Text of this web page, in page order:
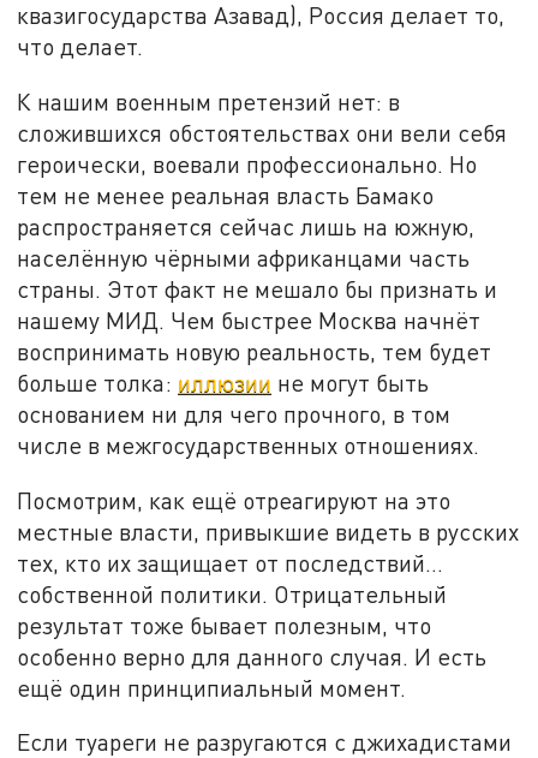
квазигосударства Азавад), Россия делает то,
что делает.
К нашим военным претензий нет: в
сложившихся обстоятельствах они вели себя
героически, воевали профессионально. Но
тем не менее реальная власть Бамако
распространяется сейчас лишь на южную,
населённую чёрными африканцами часть
страны. Этот факт не мешало бы признать и
нашему МИД. Чем быстрее Москва начнёт
воспринимать новую реальность, тем будет
больше толка: иллюзии не могут быть
основанием ни для чего прочного, в том
числе в межгосударственных отношениях.
Посмотрим, как ещё отреагируют на это
местные власти, привыкшие видеть в русских
тех, кто их защищает от последствий…
собственной политики. Отрицательный
результат тоже бывает полезным, что
особенно верно для данного случая. И есть
ещё один принципиальный момент.
Если туареги не разругаются с джихадистами